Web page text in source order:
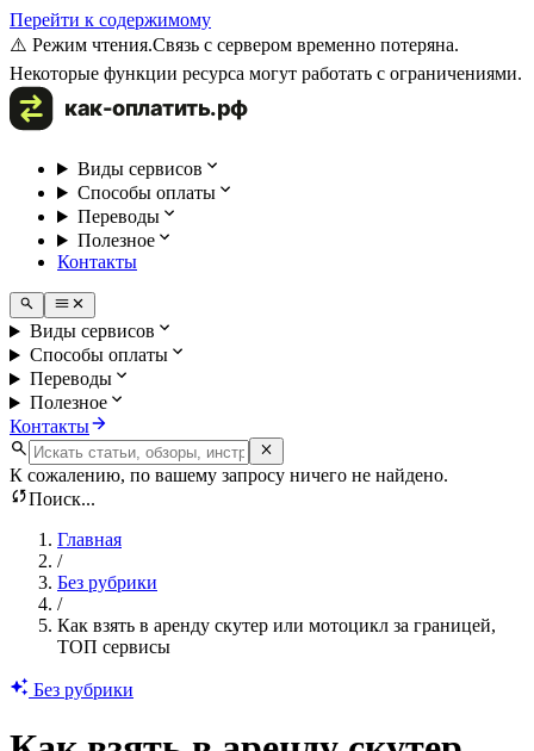
Перейти к содержимому
⚠️ Режим чтения.Связь с сервером временно потеряна.
Некоторые функции ресурса могут работать с ограничениями.
Виды сервисов
Способы оплаты
Переводы
Полезное
Контакты
Виды сервисов
Способы оплаты
Переводы
Полезное
Контакты
К сожалению, по вашему запросу ничего не найдено.
Поиск...
Главная
/
Без рубрики
/
Как взять в аренду скутер или мотоцикл за границей,
ТОП сервисы
Без рубрики